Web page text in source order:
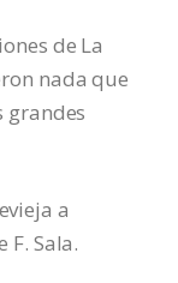
de La
nada que
grandes
a
F. Sala.